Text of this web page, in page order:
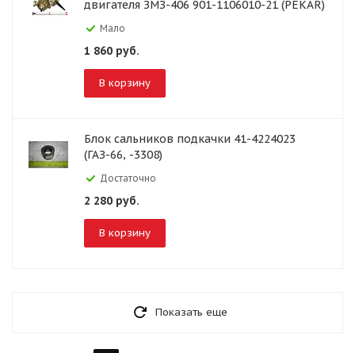
двигателя ЗМЗ-406 901-1106010-21 (PEKAR)
Мало
1 860 руб.
В корзину
Блок сальников подкачки 41-4224023
(ГАЗ-66, -3308)
Достаточно
2 280 руб.
В корзину
Показать еще